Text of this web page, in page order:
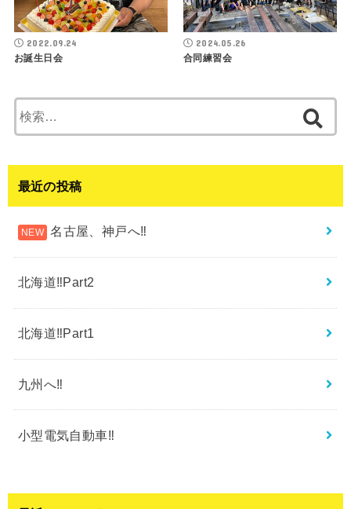
2022.09.24
お誕生日会
2024.05.26
合同練習会
索:
最近の投稿
名古屋、神戸へ‼︎
北海道‼︎Part2
北海道‼︎Part1
九州へ‼︎
小型電気自動車‼︎